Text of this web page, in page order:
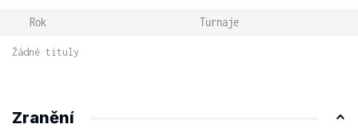
Rok Turnaje
Žádné tituly
Zranění